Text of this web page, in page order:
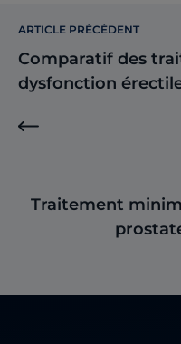
ARTICLE PRÉCÉDENT
Comparatif des
dysfonction
Traitement